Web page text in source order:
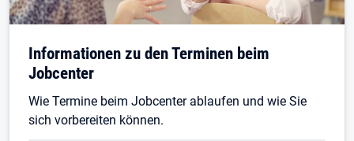
Informationen zu den Terminen beim
Jobcenter
Wie Termine beim Jobcenter ablaufen und wie Sie
sich vorbereiten können.